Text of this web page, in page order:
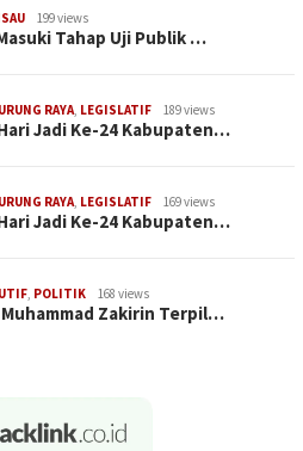
199 views
Tahap Uji Publik …
RAYA, LEGISLATIF 189 views
Jadi Ke-24 Kabupaten…
RAYA, LEGISLATIF 169 views
Jadi Ke-24 Kabupaten…
, POLITIK 168 views
Muhammad Zakirin Terpil…